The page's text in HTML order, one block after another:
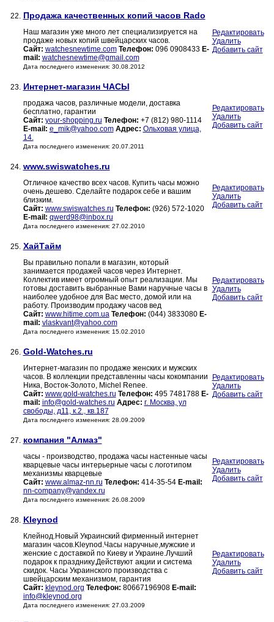
22. Продажа качественных копий часов Rado
Наш магазин уже много лет специализируется на
продаже новых копий швейцарских часов.
Сайт: watchesnewtime.com Телефон: 096 0908433 E-
mail: watchesnewtime@gmail.com
Дата последнего изменения: 30.08.2012
Редактировать
Удалить
Добавить сайт
23. Интернет-магазин ЧАСЫ
продажа часов, различные модели, доставка
бесплатно, гарантии
Сайт: your-shopping.ru Телефон: +7 (812) 980-1114
E-mail: e_mik@yahoo.com Адрес: Ольховая улица,
14.
Дата последнего изменения: 20.07.2011
Редактировать
Удалить
Добавить сайт
24. www.swiswatches.ru
Отличное качество всех часов. Купить часы можно
очень дешево. Сделайте подарок себе и вашим
близким.
Сайт: www.swiswatches.ru Телефон: (926) 572-1020
E-mail: qwerd98@inbox.ru
Дата последнего изменения: 27.02.2010
Редактировать
Удалить
Добавить сайт
25. ХайТайм
Вы правильно попали в мaгaзин, который
занимается продажей часов через Интернет.
Коллектив имеет огромный опыт реализации. Мы
готовы доставить выбранные Вами наручные часы в
наиболее удобное для Вас место, домой или на
работу. Производим продажу часов вед
Сайт: www.hitime.com.ua Телефон: (044) 3833080 E-
mail: vlaskvant@yahoo.com
Дата последнего изменения: 15.02.2010
Редактировать
Удалить
Добавить сайт
26. Gold-Watches.ru
Интернет-магазин по продаже женских и мужских
часов. В коллекции представленны часы кокомпании
Ника, Восток-Золото, Michel Renee.
Сайт: www.gold-watches.ru Телефон: 495 7481788 E-
mail: info@gold-watches.ru Адрес: г. Москва, ул
свободы, д11, к.2., кв.187
Дата последнего изменения: 28.09.2009
Редактировать
Удалить
Добавить сайт
27. компания "Алмаз"
часы - производство, продажа часы настенные часы
кварцевые часы интерьерные часы с логотипом
механизмы кварцевые
Сайт: www.almaz-nn.ru Телефон: 414-35-54 E-mail:
nn-company@yandex.ru
Дата последнего изменения: 26.08.2009
Редактировать
Удалить
Добавить сайт
28. Kleynod
Клейнод.Новый Украинский фирменный интернет
магазин часов.Kleynod.Часы наручные,мужские и
женские с доставкой по Киеву и Украине.Лучший
подарок к празднику.Действуют акции и система
скидок. Часы Украинского производства с
швейцарским механизмом, гарантия
Сайт: kleynod.org Телефон: 80667196908 E-mail:
info@kleynod.org
Дата последнего изменения: 27.03.2009
Редактировать
Удалить
Добавить сайт